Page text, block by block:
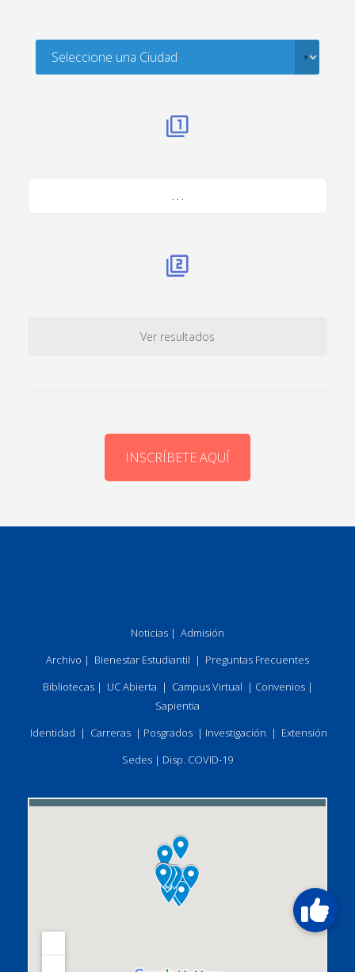
. . .
Ver resultados
INSCRÍBETE AQUÍ
Noticias | Admisión
Archivo | Bienestar Estudiantil | Preguntas Frecuentes
Bibliotecas| UC Abierta | Campus Virtual | Convenios|
Sapientia
Identidad | Carreras | Posgrados | Investigación | Extensión
Sedes | Disp. COVID-19